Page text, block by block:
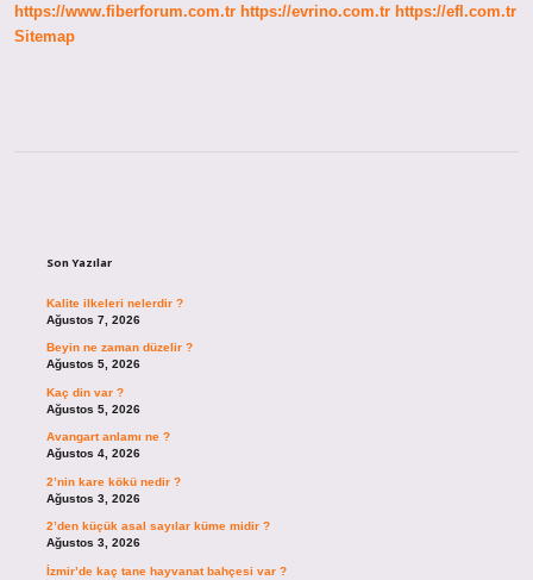
https://www.fiberforum.com.tr https://evrino.com.tr https://efl.com.tr
Sitemap
Son Yazılar
Kalite ilkeleri nelerdir ?
Ağustos 7, 2026
Beyin ne zaman düzelir ?
Ağustos 5, 2026
Kaç din var ?
Ağustos 5, 2026
Avangart anlamı ne ?
Ağustos 4, 2026
2’nin kare kökü nedir ?
Ağustos 3, 2026
2’den küçük asal sayılar küme midir ?
Ağustos 3, 2026
İzmir’de kaç tane hayvanat bahçesi var ?